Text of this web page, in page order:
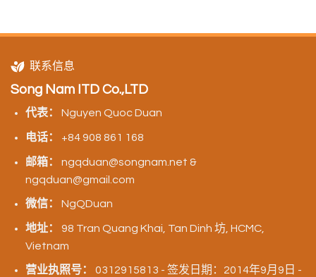
联系信息
Song Nam ITD Co.,LTD
代表： Nguyen Quoc Duan
电话： +84 908 861 168
邮箱：
ngqduan@songnam.net &
ngqduan@gmail.com
微信： NgQDuan
地址：
98 Tran Quang Khai, Tan Dinh 坊, HCMC,
Vietnam
营业执照号：
0312915813 - 签发日期：2014年9月9日 -